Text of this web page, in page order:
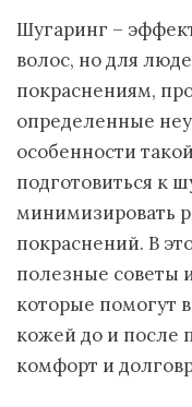
Шугаринг –
волос, но для
покраснениям,
определенные
особенности
подготовиться к
минимизировать
покраснений. В
полезные советы
которые помогут
кожей до и после
комфорт и